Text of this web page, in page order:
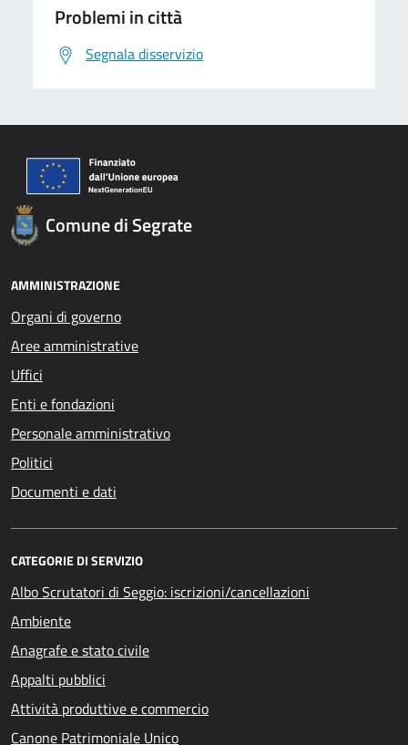
Problemi in città
Segnala disservizio
Comune di Segrate
AMMINISTRAZIONE
Organi di governo
Aree amministrative
Uffici
Enti e fondazioni
Personale amministrativo
Politici
Documenti e dati
CATEGORIE DI SERVIZIO
Albo Scrutatori di Seggio: iscrizioni/cancellazioni
Ambiente
Anagrafe e stato civile
Appalti pubblici
Attività produttive e commercio
Canone Patrimoniale Unico